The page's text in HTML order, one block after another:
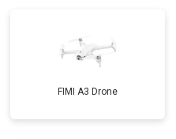
FIMI A3 Drone